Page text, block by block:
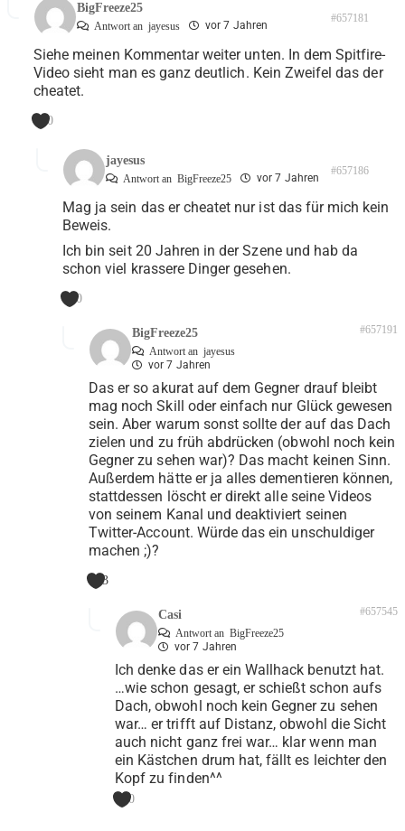
BigFreeze25
Antwort an jayesus vor 7 Jahren
#657181
Siehe meinen Kommentar weiter unten. In dem Spitfire-
Video sieht man es ganz deutlich. Kein Zweifel das der
cheatet.
0
jayesus
Antwort an BigFreeze25 vor 7 Jahren
#657186
Mag ja sein das er cheatet nur ist das für mich kein
Beweis.
Ich bin seit 20 Jahren in der Szene und hab da
schon viel krassere Dinger gesehen.
0
BigFreeze25
Antwort an jayesus
vor 7 Jahren
#657191
Das er so akurat auf dem Gegner drauf bleibt
mag noch Skill oder einfach nur Glück gewesen
sein. Aber warum sonst sollte der auf das Dach
zielen und zu früh abdrücken (obwohl noch kein
Gegner zu sehen war)? Das macht keinen Sinn.
Außerdem hätte er ja alles dementieren können,
stattdessen löscht er direkt alle seine Videos
von seinem Kanal und deaktiviert seinen
Twitter-Account. Würde das ein unschuldiger
machen ;)?
3
Casi
Antwort an BigFreeze25
vor 7 Jahren
#657545
Ich denke das er ein Wallhack benutzt hat.
…wie schon gesagt, er schießt schon aufs
Dach, obwohl noch kein Gegner zu sehen
war… er trifft auf Distanz, obwohl die Sicht
auch nicht ganz frei war… klar wenn man
ein Kästchen drum hat, fällt es leichter den
Kopf zu finden^^
0